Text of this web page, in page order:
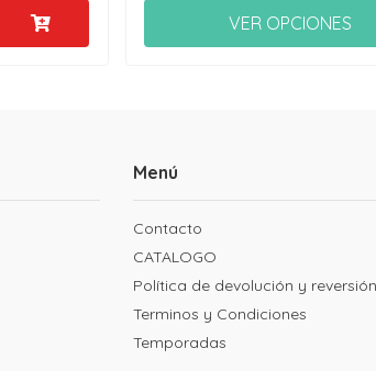
VER OPCIONES
Menú
Contacto
CATALOGO
Política de devolución y
Terminos y Condiciones
Temporadas